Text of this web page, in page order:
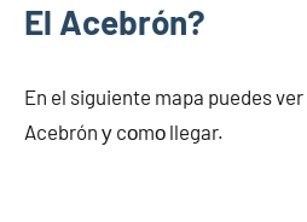
El Acebrón?
En el siguiente mapa puedes
Acebrón у cοmο llegar.